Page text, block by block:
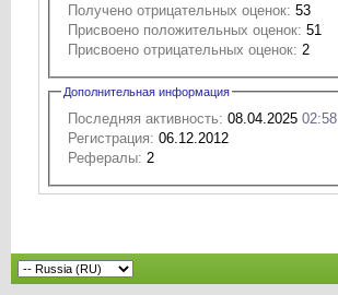
Получено отрицательных оценок: 53
Присвоено положительных оценок: 51
Присвоено отрицательных оценок: 2
Дополнительная информация
Последняя активность: 08.04.2025 02:58
Регистрация: 06.12.2012
Рефералы: 2